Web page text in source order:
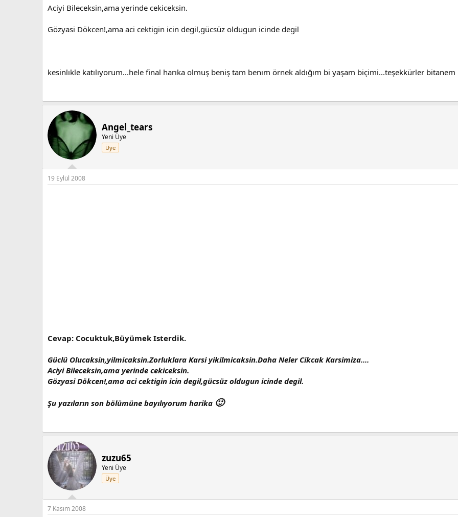
Aciyi Bileceksin,ama yerinde cekiceksin.
Gözyasi Dökcen!,ama aci cektigin icin degil,gücsüz oldugun icinde degil
kesinlıkle katılıyorum...hele final harıka olmuş beniş tam benım örnek aldığım bi yaşam biçimi...teşekkürler bitanem
Angel_tears
Yeni Üye
Üye
19 Eylül 2008
Cevap: Cocuktuk,Büyümek Isterdik.
Güclü Olucaksin,yilmicaksin.Zorluklara Karsi yikilmicaksin.Daha Neler Cikcak Karsimiza....
Aciyi Bileceksin,ama yerinde cekiceksin.
Gözyasi Dökcen!,ama aci cektigin icin degil,gücsüz oldugun icinde degil.
Şu yazıların son bölümüne bayılıyorum harika 🙂
zuzu65
Yeni Üye
Üye
7 Kasım 2008